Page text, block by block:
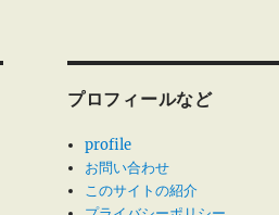
プロフィールなど
profile
お問い合わせ
このサイトの紹介